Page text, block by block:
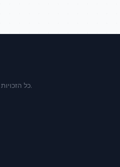
TransParrot. כל הזכויות שמורות.